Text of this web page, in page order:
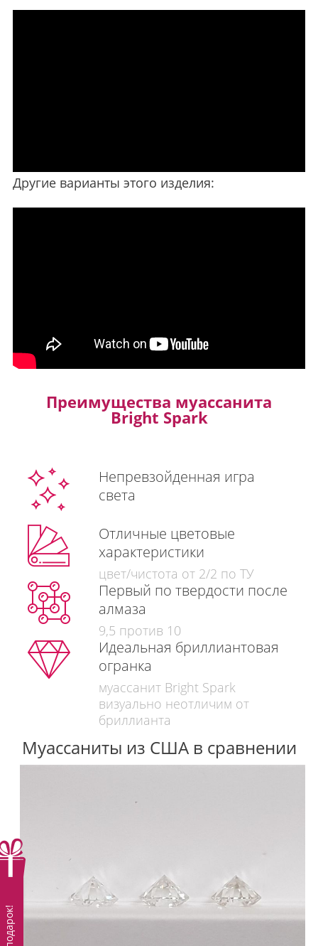
Другие варианты этого изделия:
Преимущества муассанита
Bright Spark
Непревзойденная игра
света
Отличные цветовые
характеристики
цвет/чистота от 2/2 по ТУ
Первый по твердости после
алмаза
9,5 против 10
Идеальная бриллиантовая
огранка
муассанит Bright Spark
визуально неотличим от
бриллианта
Муассаниты из США в сравнении